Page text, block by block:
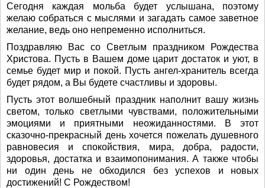
Сегодня каждая мольба будет услышана, поэтому
желаю собраться с мыслями и загадать самое заветное
желание, ведь оно непременно исполниться.
Поздравляю Вас со Светлым праздником Рождества
Христова. Пусть в Вашем доме царит достаток и уют, в
семье будет мир и покой. Пусть ангел-хранитель всегда
будет рядом, а Вы будете счастливы и здоровы.
Пусть этот волшебный праздник наполнит вашу жизнь
светом, только светлыми чувствами, положительными
эмоциями и приятными неожиданностями. В этот
сказочно-прекрасный день хочется пожелать душевного
равновесия и спокойствия, мира, добра, радости,
здоровья, достатка и взаимопонимания. А также чтобы
ни один день не обходился без успехов и новых
достижений! С Рождеством!